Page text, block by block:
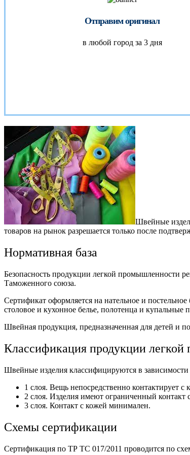
Отправим оригинал
в любой город за 3 дня
Швейные
товаров на рынок разрешается только после
Нормативная база
Безопасность продукции легкой промышленности
Таможенного союза.
Сертификат оформляется на нательное и
столовое и кухонное белье, полотенца и
Швейная продукция, предназначенная для детей и
Классификация продукции
Швейные изделия классифицируются в зависимости
1 слоя. Вещь непосредственно контактирует с
2 слоя. Изделия имеют ограниченный контакт
3 слоя. Контакт с кожей минимален.
Схемы сертификации
Сертификация по ТР ТС 017/2011 проводится по